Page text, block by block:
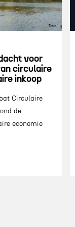
voor
circulaire
inkoop
Circulaire
de
economie